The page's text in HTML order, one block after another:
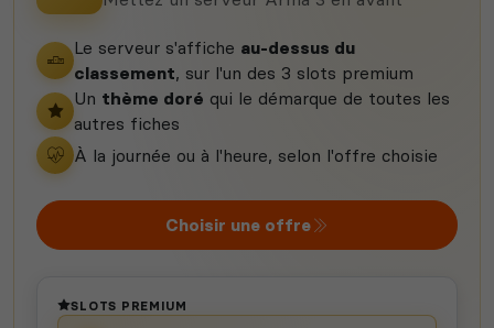
Voir tous les
jeux disponibles
Le serveur s'affiche au-dessus du
classement, sur l'un des 3 slots premium
Un thème doré qui le démarque de toutes les
autres fiches
À la journée ou à l'heure, selon l'offre choisie
Choisir une offre
SLOTS PREMIUM